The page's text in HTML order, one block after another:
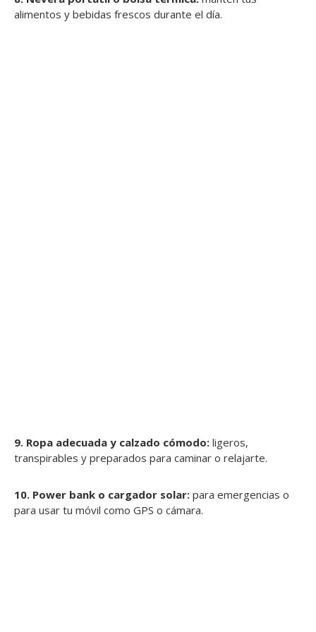
alimentos y bebidas frescos durante el día.
9. Ropa adecuada y calzado cómodo: ligeros,
transpirables y preparados para caminar o relajarte.
10. Power bank o cargador solar: para emergencias o
para usar tu móvil como GPS o cámara.